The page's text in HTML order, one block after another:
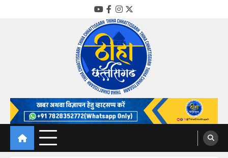
YouTube
Facebook
Instagram
Twitter
Thiha Chhattisgarh
गोठ जन-जन के